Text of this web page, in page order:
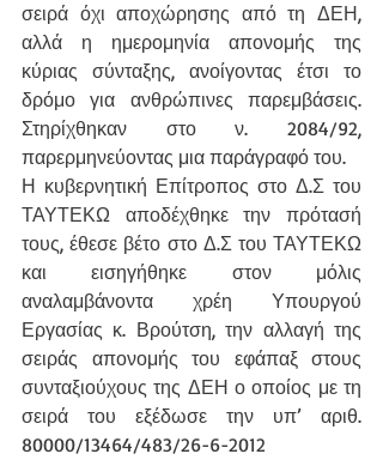
σειρά όχι αποχώρησης από τη ΔΕΗ,
αλλά η ημερομηνία απονομής της
κύριας σύνταξης, ανοίγοντας έτσι το
δρόμο για ανθρώπινες παρεμβάσεις.
Στηρίχθηκαν στο ν. 2084/92,
παρερμηνεύοντας μια παράγραφό του.
Η κυβερνητική Επίτροπος στο Δ.Σ του
ΤΑΥΤΕΚΩ αποδέχθηκε την πρότασή
τους, έθεσε βέτο στο Δ.Σ του ΤΑΥΤΕΚΩ
και εισηγήθηκε στον μόλις
αναλαμβάνοντα χρέη Υπουργού
Εργασίας κ. Βρούτση, την αλλαγή της
σειράς απονομής του εφάπαξ στους
συνταξιούχους της ΔΕΗ ο οποίος με τη
σειρά του εξέδωσε την υπ’ αριθ.
80000/13464/483/26-6-2012